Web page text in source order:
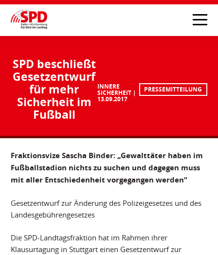
SPD beschließt
Gesetzentwurf
für mehr
Sicherheit im
Fußball
INNERE
SICHERHEIT
13.09.2017
PRESSEMITTEILUNG
Fraktionsvize Sascha Binder: „Gewalttäter haben im
Fußballstadion nichts zu suchen und dagegen muss
mit aller Entschiedenheit vorgegangen werden“
Gesetzentwurf zur Änderung des Polizeigesetzes und des
Landesgebührengesetzes
Die SPD-Landtagsfraktion hat im Rahmen ihrer
Klausurtagung in Stuttgart einen Gesetzentwurf zur